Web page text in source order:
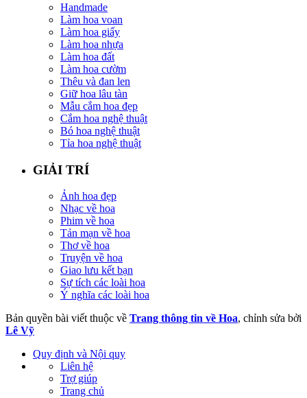
Handmade
Làm hoa voan
Làm hoa giấy
Làm hoa nhựa
Làm hoa đất
Làm hoa cườm
Thêu và đan len
Giữ hoa lâu tàn
Mẫu cắm hoa đẹp
Cắm hoa nghệ thuật
Bó hoa nghệ thuật
Tỉa hoa nghệ thuật
GIẢI TRÍ
Ảnh hoa đẹp
Nhạc về hoa
Phim về hoa
Tản mạn về hoa
Thơ về hoa
Truyện về hoa
Giao lưu kết bạn
Sự tích các loài hoa
Ý nghĩa các loài hoa
Bản quyền bài viết thuộc về Trang thông tin về Hoa, chỉnh sửa bởi
Lê Vỹ
Quy định và Nội quy
Liên hệ
Trợ giúp
Trang chủ